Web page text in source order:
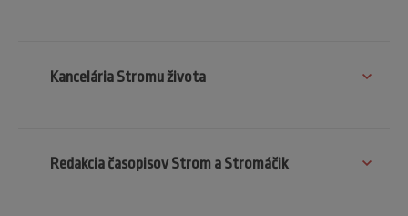
Kancelária Stromu života
Redakcia časopisov Strom a Stromáčik